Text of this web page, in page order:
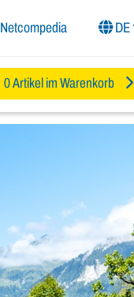
Netcompedia DE
0 Artikel im Warenkorb